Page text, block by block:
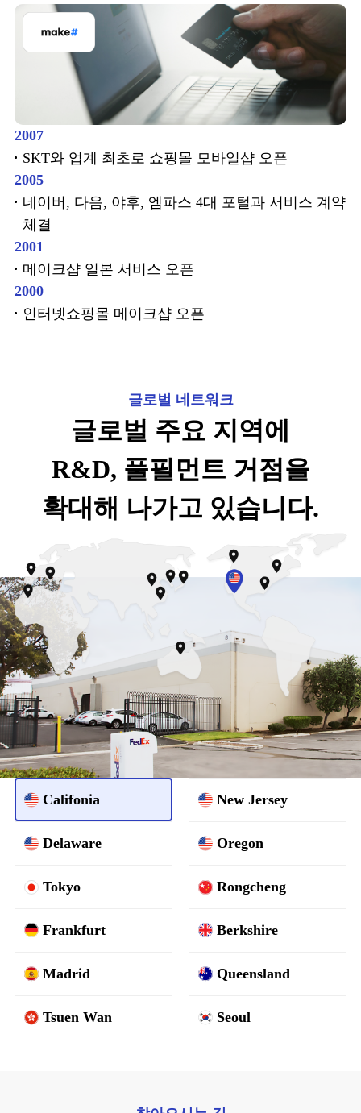
2007
SKT와 업계 최초로 쇼핑몰 모바일샵 오픈
2005
네이버, 다음, 야후, 엠파스 4대 포털과 서비스 계약
체결
2001
메이크샵 일본 서비스 오픈
2000
인터넷쇼핑몰 메이크샵 오픈
글로벌 네트워크
글로벌 주요 지역에
R&D, 풀필먼트 거점을
확대해 나가고 있습니다.
Califonia New Jersey
Delaware Oregon
Tokyo Rongcheng
Frankfurt Berkshire
Madrid Queensland
Tsuen Wan Seoul